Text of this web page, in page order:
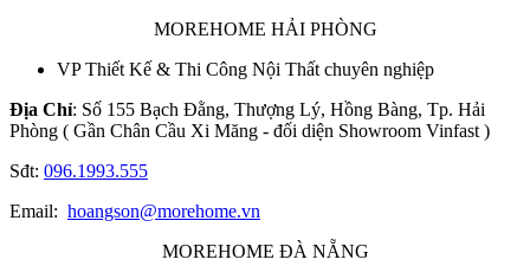
MOREHOME HẢI PHÒNG
VP Thiết Kế & Thi Công Nội Thất chuyên nghiệp
Địa Chỉ: Số 155 Bạch Đằng, Thượng Lý, Hồng Bàng, Tp. Hải
Phòng ( Gần Chân Cầu Xi Măng - đối diện Showroom Vinfast )
Sđt: 096.1993.555
Email: hoangson@morehome.vn
MOREHOME ĐÀ NẴNG